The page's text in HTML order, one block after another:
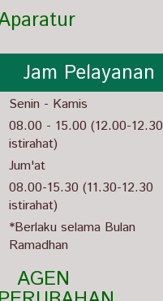
Jam Pelayanan
Senin - Kamis
08.00 - 15.00 (12.00-12.30
istirahat)
Jum'at
08.00-15.30 (11.30-12.30
istirahat)
*Berlaku selama Bulan
Ramadhan